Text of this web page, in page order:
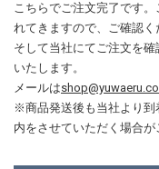
こちらでご注文完了です
れてきますので、ご確認く
そして当社にてご注文を
いたします。
メールは
※商品発送後も当社より到
内をさせていただく場合が